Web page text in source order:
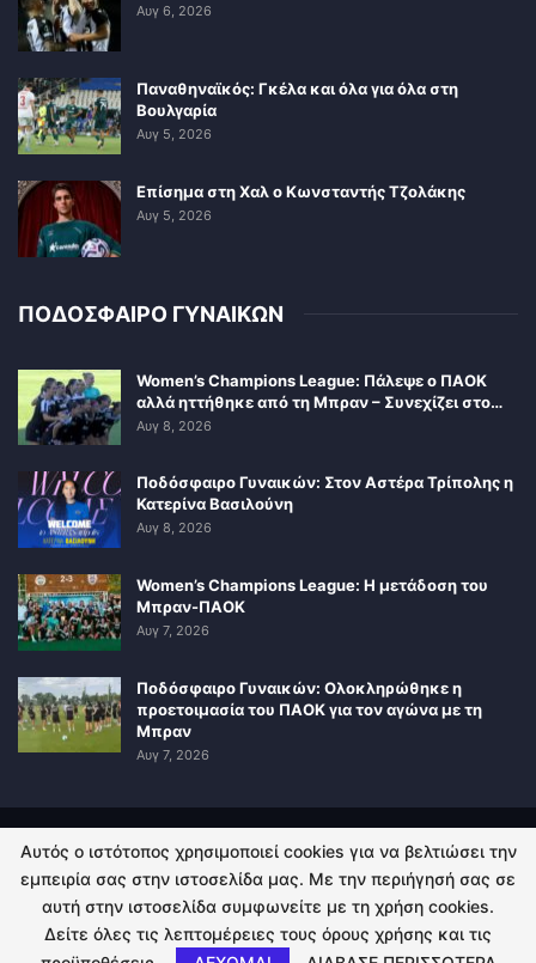
Αυγ 6, 2026
Παναθηναϊκός: Γκέλα και όλα για όλα στη
Βουλγαρία
Αυγ 5, 2026
Επίσημα στη Χαλ ο Κωνσταντής Τζολάκης
Αυγ 5, 2026
ΠΟΔΟΣΦΑΙΡΟ ΓΥΝΑΙΚΩΝ
Women’s Champions League: Πάλεψε ο ΠΑΟΚ
αλλά ηττήθηκε από τη Μπραν – Συνεχίζει στο…
Αυγ 8, 2026
Ποδόσφαιρο Γυναικών: Στον Αστέρα Τρίπολης η
Κατερίνα Βασιλούνη
Αυγ 8, 2026
Women’s Champions League: Η μετάδοση του
Μπραν-ΠΑΟΚ
Αυγ 7, 2026
Ποδόσφαιρο Γυναικών: Ολοκληρώθηκε η
προετοιμασία του ΠΑΟΚ για τον αγώνα με τη
Μπραν
Αυγ 7, 2026
ΠΟΛΙΤΙΚΗ ΑΠΟΡΡΗΤΟΥ ΕΠΙΚΟΙΝΩΝΙΑ
© 2026 - Kingsport.gr. All Rights Reserved.
Αυτός ο ιστότοπος χρησιμοποιεί cookies για να βελτιώσει την
εμπειρία σας στην ιστοσελίδα μας. Με την περιήγησή σας σε
αυτή στην ιστοσελίδα συμφωνείτε με τη χρήση cookies.
Δείτε όλες τις λεπτομέρειες τους όρους χρήσης και τις